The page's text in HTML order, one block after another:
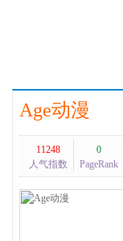
Age动漫
11248
人气指数
0
PageRank